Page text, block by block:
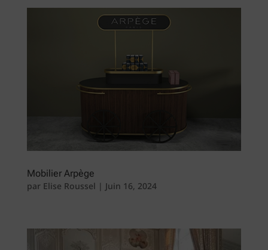
Mobilier Arpège
par Elise Roussel |Juin 16, 2024